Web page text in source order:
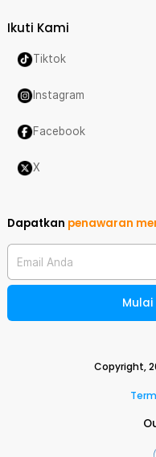
Ikuti Kami
Tiktok
Instagram
Facebook
X
Dapatkan penawaran
Email Anda
Copyright,